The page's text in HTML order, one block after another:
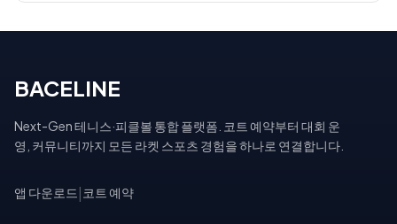
BACELINE
Next-Gen 테니스·피클볼 통합 플랫폼. 코트 예약부터 대회 운
영, 커뮤니티까지 모든 라켓 스포츠 경험을 하나로 연결합니다.
앱 다운로드 코트 예약